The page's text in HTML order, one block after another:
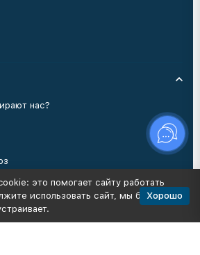
нас?
это помогает сайту работать
использовать сайт, мы будемХорошо